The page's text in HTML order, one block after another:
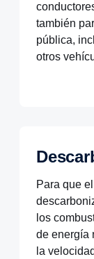
también
pública,
otros
Para que
los
de energía
la